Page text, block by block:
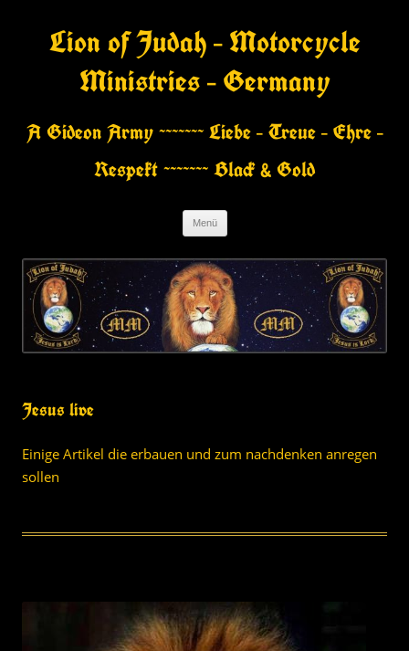
springenLion of Judah – Motorcycle
Ministries – Germany
A Gideon Army ~~~~~~~ Liebe – Treue – Ehre –
Respekt ~~~~~~~ Black & Gold
Menü
Jesus live
Einige Artikel die erbauen und zum nachdenken anregen
sollen